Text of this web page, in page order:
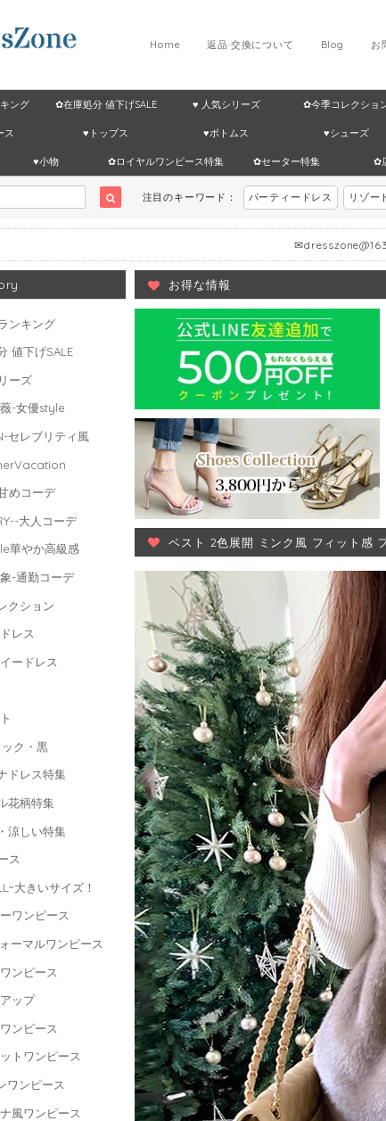
お
Blog
返品·交換について
Home
ング ✿在庫処分 値下げSALE ♥ 人気シリーズ ✿今季コレクショ
ス ♥トップス ♥ボトムス ♥シューズ
♥小物 ✿ロイヤルワンピース特集 ✿セーター特集 ✿
注目のキーワード： パーティードレス リゾー
✉
ンキング
値下げSALE
ーズ
-女優style
セレブリティ風
めコーデ
大人コーデ
華やか高級感
-通勤コーデ
クション
レス
ードレス
ク・黒
ドレス特集
花柄特集
涼しい特集
ス
大きいサイズ！
ワンピース
ーマルワンピース
ンピース
ップ
ンピース
トワンピース
ワンピース
風ワンピース
お得な情報
ベスト 2色展開 ミンク風 フィット感